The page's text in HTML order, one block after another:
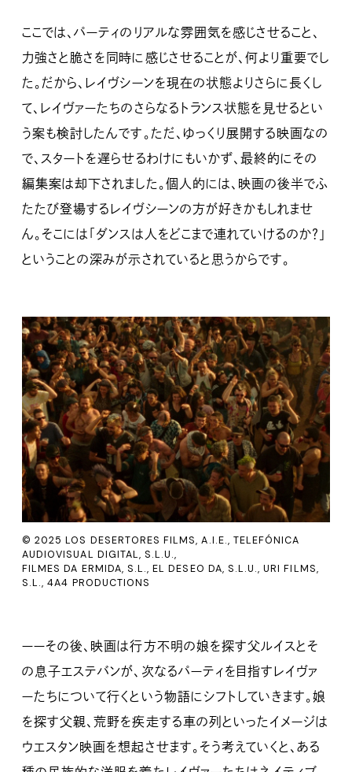
ここでは、パーティのリアルな雰囲気を感じさせること、
力強さと脆さを同時に感じさせることが、何より重要でし
た。だから、レイヴシーンを現在の状態よりさらに長くし
て、レイヴァーたちのさらなるトランス状態を見せるとい
う案も検討したんです。ただ、ゆっくり展開する映画なの
で、スタートを遅らせるわけにもいかず、最終的にその
編集案は却下されました。個人的には、映画の後半でふ
たたび登場するレイヴシーンの方が好きかもしれませ
ん。そこには「ダンスは人をどこまで連れていけるのか？」
ということの深みが示されていると思うからです。
© 2025 LOS DESERTORES FILMS, A.I.E., TELEFÓNICA
AUDIOVISUAL DIGITAL, S.L.U.,
FILMES DA ERMIDA, S.L., EL DESEO DA, S.L.U., URI FILMS,
S.L., 4A4 PRODUCTIONS
ーーその後、映画は行方不明の娘を探す父ルイスとそ
の息子エステバンが、次なるパーティを目指すレイヴァ
ーたちについて行くという物語にシフトしていきます。娘
を探す父親、荒野を疾走する車の列といったイメージは
ウエスタン映画を想起させます。そう考えていくと、ある